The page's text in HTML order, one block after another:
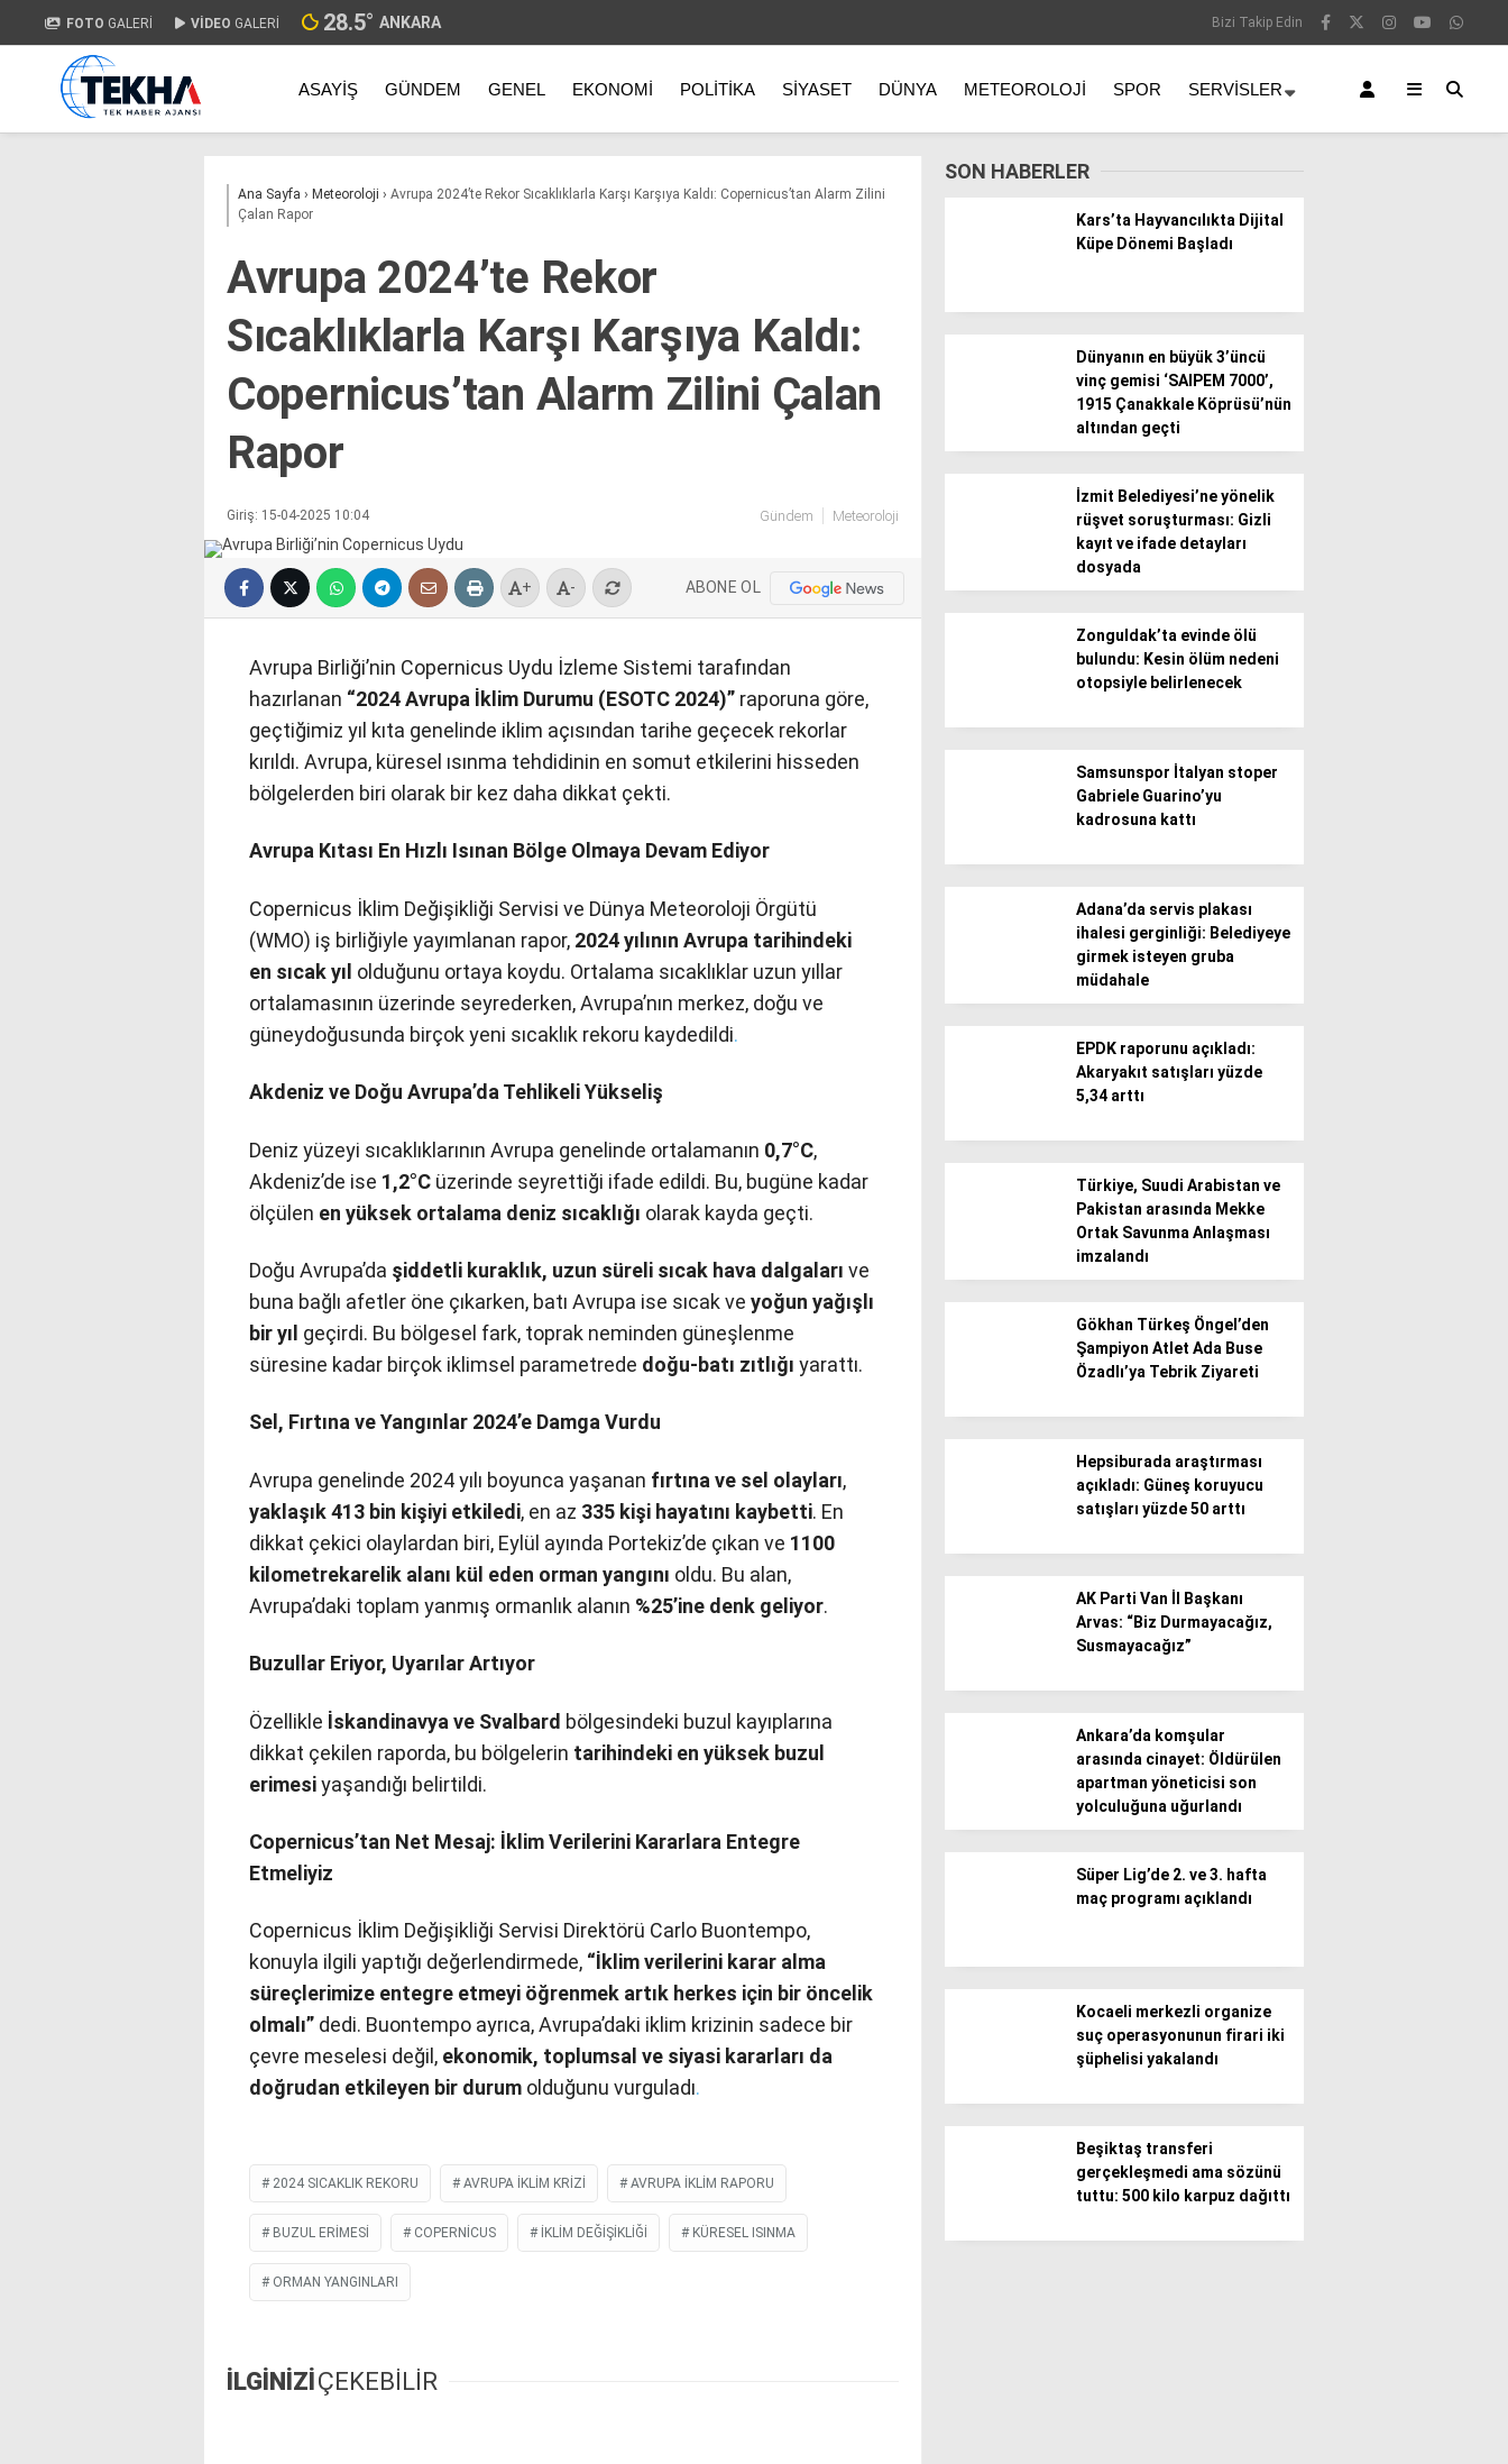
Politika / Siyaset
Magazin
FOTO GALERİ VİDEO GALERİ 28.5° ANKARA Bizi Takip Edin
ASAYIŞ GÜNDEM GENEL EKONOMI POLITIKA SIYASET DÜNYA METEOROLOJI SPOR SERVISLER
Ana Sayfa › Meteoroloji › Avrupa 2024’te Rekor Sıcaklıklarla Karşı Karşıya Kaldı: Copernicus’tan Alarm Zilini
Çalan Rapor
Avrupa 2024’te Rekor
Sıcaklıklarla Karşı Karşıya Kaldı:
Copernicus’tan Alarm Zilini Çalan
Rapor
Giriş: 15-04-2025 10:04 Gündem Meteoroloji
+ - ABONE OL
Avrupa Birliği’nin Copernicus Uydu İzleme Sistemi tarafından
hazırlanan “2024 Avrupa İklim Durumu (ESOTC 2024)” raporuna göre,
geçtiğimiz yıl kıta genelinde iklim açısından tarihe geçecek rekorlar
kırıldı. Avrupa, küresel ısınma tehdidinin en somut etkilerini hisseden
bölgelerden biri olarak bir kez daha dikkat çekti.
Avrupa Kıtası En Hızlı Isınan Bölge Olmaya Devam Ediyor
Copernicus İklim Değişikliği Servisi ve Dünya Meteoroloji Örgütü
(WMO) iş birliğiyle yayımlanan rapor, 2024 yılının Avrupa tarihindeki
en sıcak yıl olduğunu ortaya koydu. Ortalama sıcaklıklar uzun yıllar
ortalamasının üzerinde seyrederken, Avrupa’nın merkez, doğu ve
güneydoğusunda birçok yeni sıcaklık rekoru kaydedildi.
Akdeniz ve Doğu Avrupa’da Tehlikeli Yükseliş
Deniz yüzeyi sıcaklıklarının Avrupa genelinde ortalamanın 0,7°C,
Akdeniz’de ise 1,2°C üzerinde seyrettiği ifade edildi. Bu, bugüne kadar
ölçülen en yüksek ortalama deniz sıcaklığı olarak kayda geçti.
Doğu Avrupa’da şiddetli kuraklık, uzun süreli sıcak hava dalgaları ve
buna bağlı afetler öne çıkarken, batı Avrupa ise sıcak ve yoğun yağışlı
bir yıl geçirdi. Bu bölgesel fark, toprak neminden güneşlenme
süresine kadar birçok iklimsel parametrede doğu-batı zıtlığı yarattı.
Sel, Fırtına ve Yangınlar 2024’e Damga Vurdu
Avrupa genelinde 2024 yılı boyunca yaşanan fırtına ve sel olayları,
yaklaşık 413 bin kişiyi etkiledi, en az 335 kişi hayatını kaybetti. En
dikkat çekici olaylardan biri, Eylül ayında Portekiz’de çıkan ve 1100
kilometrekarelik alanı kül eden orman yangını oldu. Bu alan,
Avrupa’daki toplam yanmış ormanlık alanın %25’ine denk geliyor.
Buzullar Eriyor, Uyarılar Artıyor
Özellikle İskandinavya ve Svalbard bölgesindeki buzul kayıplarına
dikkat çekilen raporda, bu bölgelerin tarihindeki en yüksek buzul
erimesiyaşandığı belirtildi.
Copernicus’tan Net Mesaj: İklim Verilerini Kararlara Entegre
Etmeliyiz
Copernicus İklim Değişikliği Servisi Direktörü Carlo Buontempo,
konuyla ilgili yaptığı değerlendirmede, “İklim verilerini karar alma
süreçlerimize entegre etmeyi öğrenmek artık herkes için bir öncelik
olmalı” dedi. Buontempo ayrıca, Avrupa’daki iklim krizinin sadece bir
çevre meselesi değil, ekonomik, toplumsal ve siyasi kararları da
doğrudan etkileyen bir durum olduğunu vurguladı.
2024 SICAKLIK REKORU AVRUPA IKLIM KRIZI AVRUPA IKLIM RAPORU
BUZUL ERIMESI COPERNICUS IKLIM DEĞIŞIKLIĞI KÜRESEL ISINMA
ORMAN YANGINLARI
İLGİNİZİÇEKEBİLİR
SON HABERLER
Kars’ta Hayvancılıkta Dijital
Küpe Dönemi Başladı
Dünyanın en büyük 3’üncü
vinç gemisi ‘SAIPEM 7000’,
1915 Çanakkale Köprüsü’nün
altından geçti
İzmit Belediyesi’ne yönelik
rüşvet soruşturması: Gizli
kayıt ve ifade detayları
dosyada
Zonguldak’ta evinde ölü
bulundu: Kesin ölüm nedeni
otopsiyle belirlenecek
Samsunspor İtalyan stoper
Gabriele Guarino’yu
kadrosuna kattı
Adana’da servis plakası
ihalesi gerginliği: Belediyeye
girmek isteyen gruba
müdahale
EPDK raporunu açıkladı:
Akaryakıt satışları yüzde
5,34 arttı
Türkiye, Suudi Arabistan ve
Pakistan arasında Mekke
Ortak Savunma Anlaşması
imzalandı
Gökhan Türkeş Öngel’den
Şampiyon Atlet Ada Buse
Özadlı’ya Tebrik Ziyareti
Hepsiburada araştırması
açıkladı: Güneş koruyucu
satışları yüzde 50 arttı
AK Parti Van İl Başkanı
Arvas: “Biz Durmayacağız,
Susmayacağız”
Ankara’da komşular
arasında cinayet: Öldürülen
apartman yöneticisi son
yolculuğuna uğurlandı
Süper Lig’de 2. ve 3. hafta
maç programı açıklandı
Kocaeli merkezli organize
suç operasyonunun firari iki
şüphelisi yakalandı
Beşiktaş transferi
gerçekleşmedi ama sözünü
tuttu: 500 kilo karpuz dağıttı